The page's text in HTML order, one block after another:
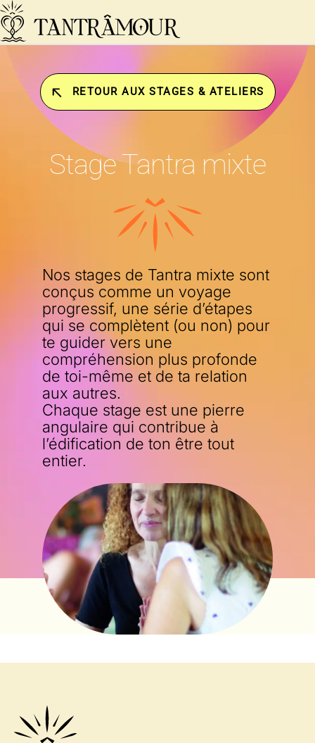
Skip to main content
RETOUR AUX STAGES & ATELIERS
Stage Tantra mixte
Nos stages de Tantra mixte sont
conçus comme un voyage
progressif, une série d’étapes
qui se complètent (ou non) pour
te guider vers une
compréhension plus profonde
de toi-même et de ta relation
aux autres.
Chaque stage est une pierre
angulaire qui contribue à
l’édification de ton être tout
entier.